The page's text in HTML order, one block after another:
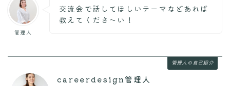
管理人
交流会で話してほしいテーマなどあれば
教えてくださ〜い！
管理人の自己紹介
careerdesign管理人